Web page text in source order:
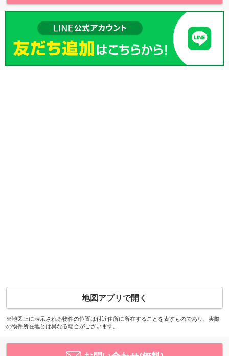
地図アプリで開く
※地図上に表示される物件の位置は付近住所に所在することを表すものであり、実際
の物件所在地とは異なる場合がございます。